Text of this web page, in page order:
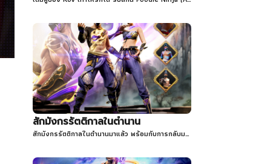
สักมังกรรัตติกาลในตำนาน
สักมังกรรัตติกาลในตำนานมาแล้ว พร้อมกับการกลับมาของสักทอง